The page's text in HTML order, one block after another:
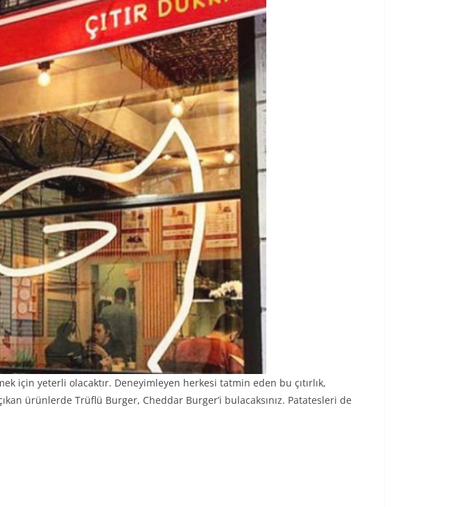
için yeterli olacaktır. Deneyimleyen herkesi tatmin eden bu çıtırlık,
ürünlerde Trüflü Burger, Cheddar Burger’i bulacaksınız. Patatesleri de